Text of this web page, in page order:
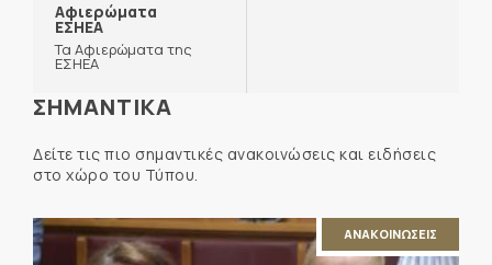
Αφιερώματα
ΕΣΗΕΑ
Τα Αφιερώματα της
ΕΣΗΕΑ
ΣΗΜΑΝΤΙΚΑ
Δείτε τις πιο σημαντικές ανακοινώσεις και ειδήσεις
στο χώρο του Τύπου.
ΑΝΑΚΟΙΝΩΣΕΙΣ